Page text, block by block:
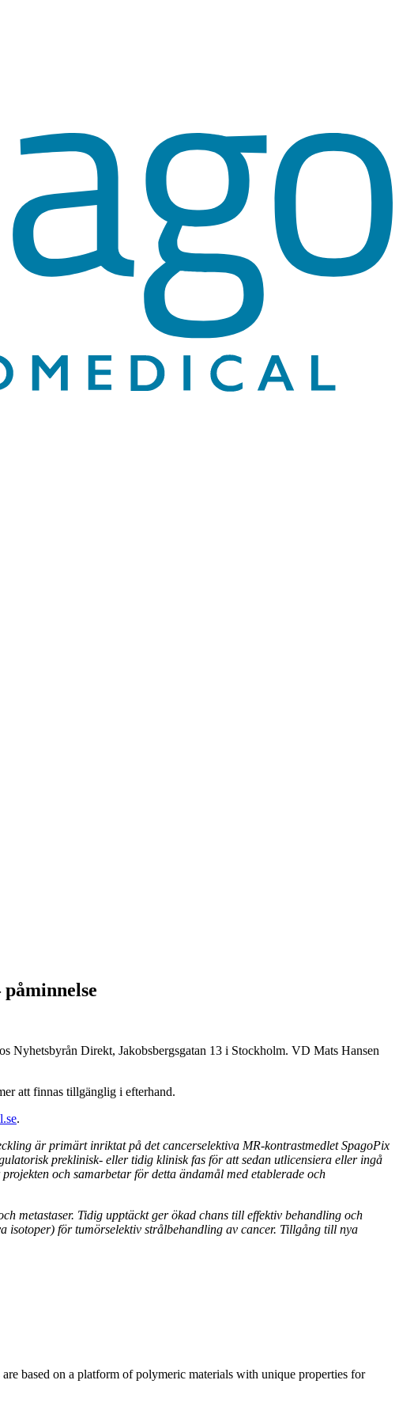
Nyhetsbyrån Direkt, Jakobsbergsgatan 13 i Stockholm. VD Mats Hansen
att finnas tillgänglig i efterhand.
.
är primärt inriktat på det cancerselektiva MR-kontrastmedlet SpagoPix
preklinisk- eller tidig klinisk fas för att sedan utlicensiera eller ingå
och samarbetar för detta ändamål med etablerade och
metastaser. Tidig upptäckt ger ökad chans till effektiv behandling och
isotoper) för tumörselektiv strålbehandling av cancer. Tillgång till nya
based on a platform of polymeric materials with unique properties for